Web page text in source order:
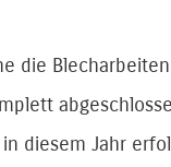
die
diesem Jahr